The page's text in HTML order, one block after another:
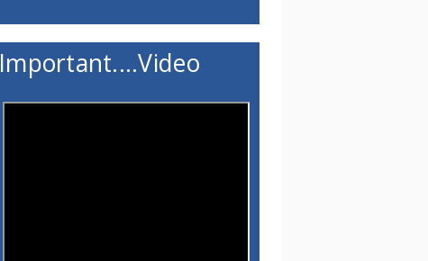
Important....Video